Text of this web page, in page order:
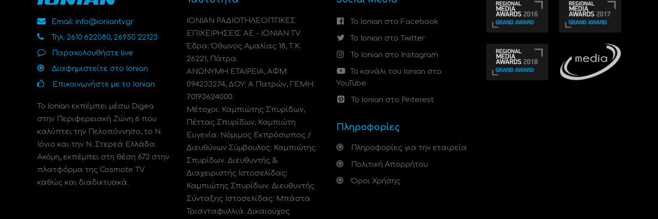
Email: info@ioniantv.gr
Τηλ: 2610 622080, 26950 22123
Παρακολουθήστε live
Διαφημιστείτε στο Ionian
Επικοινωνήστε με το Ionian
Το Ionian εκπέμπει μέσω Digea
στην Περιφερειακή Ζώνη 6 που
καλύπτει την Πελοπόννησο, το N.
Ιόνιο και την Ν. Στερεά Ελλάδα.
Ακόμη, εκπέμπει στη θέση 673 στην
πλατφόρμα της Cosmote TV
καθώς και διαδικτυακά.
ΙΟΝΙΑΝ ΡΑΔΙΟΤΗΛΕΟΠΤΙΚΕΣ
ΕΠΙΧΕΙΡΗΣΕΙΣ ΑΕ - IONIAN TV
Έδρα: Όθωνος Αμαλίας 18, Τ.Κ.
26221, Πάτρα.
ΑΝΩΝΥΜΗ ΕΤΑΙΡΕΙΑ, ΑΦΜ:
094233274, ΔΟΥ: A Πατρών, ΓΕΜΗ:
70193624000.
Μέτοχοι: Καμπιώτης Σπυρίδων,
Πέττας Σπυρίδων, Καμπιώτη
Ευγενία. Νόμιμος Εκπρόσωπος /
Διευθύνων Σύμβουλος: Καμπιώτης
Σπυρίδων. Διευθυντής &
Διαχειριστής Ιστοσελίδας:
Καμπιώτης Σπυρίδων. Διευθυντής
Σύνταξης Ιστοσελίδας: Μπάστα
Τριανταφυλλιά. Δικαιούχος
Το Ionian στο Facebook
Το Ionian στο Twitter
Το Ionian στο Instagram
Το κανάλι του Ionian στο
YouTube
Το Ionian στο Pinterest
Πληροφορίες
Πληροφορίες για την εταιρεία
Πολιτική Απορρήτου
Όροι Χρήσης